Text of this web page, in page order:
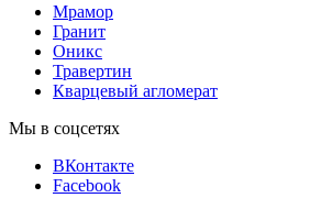
Мрамор
Гранит
Оникс
Травертин
Кварцевый агломерат
Мы в соцсетях
ВКонтакте
Facebook